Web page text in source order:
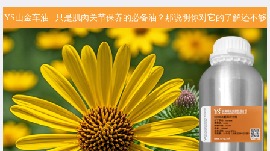
YS山金车油 | 只是肌肉关节保养的必备油？那说明你对它的了解还不够
全面